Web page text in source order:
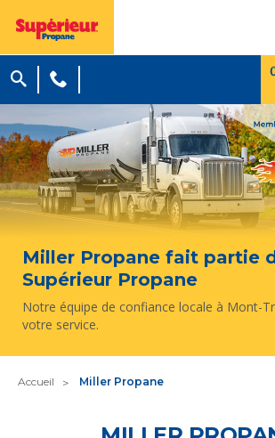
Miller Propane fait partie
Supérieur Propane
Notre équipe de confiance locale à Mont-
votre service.
Accueil Miller Propane